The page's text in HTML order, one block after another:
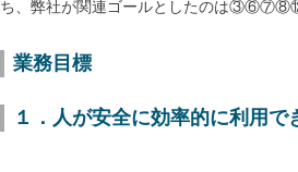
ち、弊社が関連ゴールとしたのは
業務目標
１．人が安全に効率的に利用